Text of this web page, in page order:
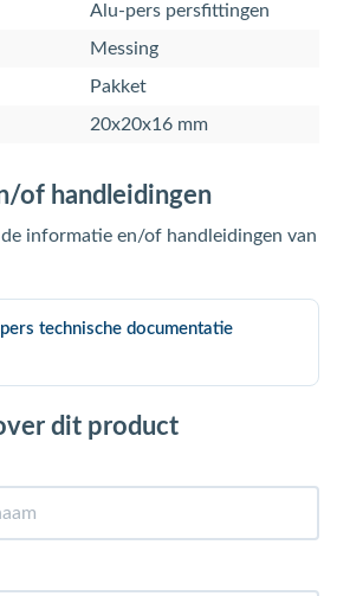
Alu-pers persfittingen
Messing
Pakket
20x20x16 mm
of handleidingen
informatie en/of handleidingen van
technische documentatie
dit product